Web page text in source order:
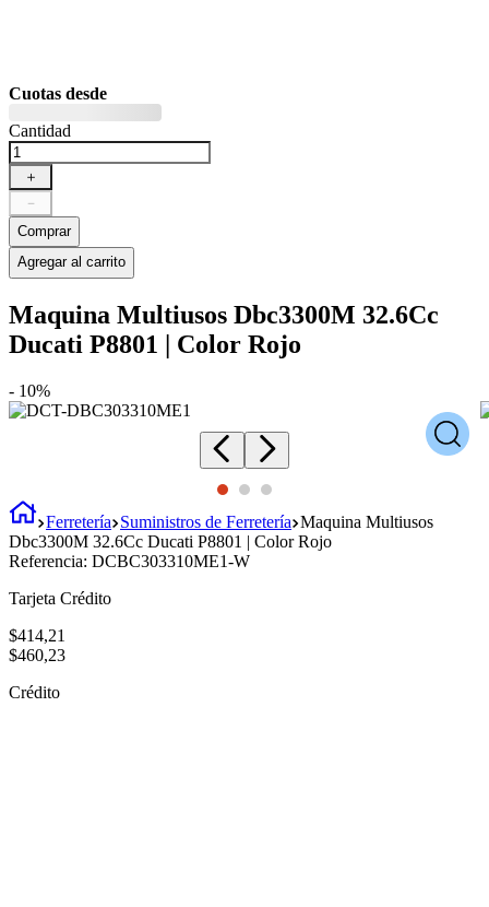
Cuotas desde
Cantidad
＋
－
Comprar
Agregar al carrito
Maquina Multiusos Dbc3300M 32.6Cc
Ducati P8801 | Color Rojo
- 10%
Ferretería Suministros de Ferretería Maquina Multiusos
Dbc3300M 32.6Cc Ducati P8801 | Color Rojo
Referencia: DCBC303310ME1-W
Tarjeta Crédito
$414,21
$460,23
Crédito